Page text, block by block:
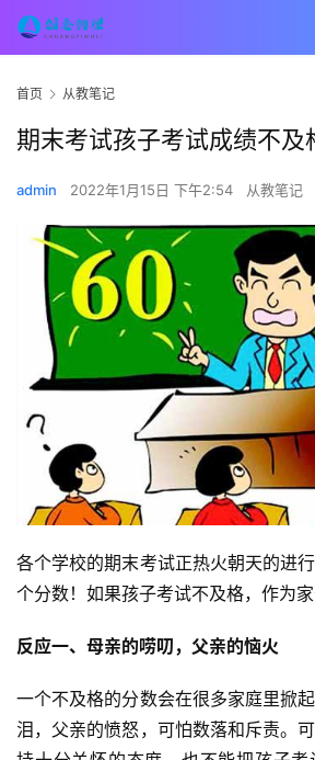
首页 从教笔记
期末考试孩子考试成绩不及
admin 2022年1月15日 下午2:54 从教笔记
各个学校的期末考试正热火朝天的进
个分数！如果孩子考试不及格，作为家
反应一、母亲的唠叨，父亲的恼火
一个不及格的分数会在很多家庭里掀
泪，父亲的愤怒，可怕数落和斥责。